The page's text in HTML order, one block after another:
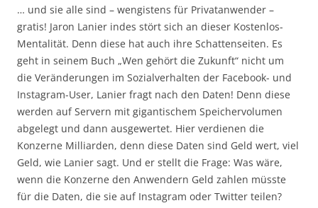
… und sie alle sind – wengistens für Privatanwender –
gratis! Jaron Lanier indes stört sich an dieser Kostenlos-
Mentalität. Denn diese hat auch ihre Schattenseiten. Es
geht in seinem Buch „Wen gehört die Zukunft“ nicht um
die Veränderungen im Sozialverhalten der Facebook- und
Instagram-User, Lanier fragt nach den Daten! Denn diese
werden auf Servern mit gigantischem Speichervolumen
abgelegt und dann ausgewertet. Hier verdienen die
Konzerne Milliarden, denn diese Daten sind Geld wert, viel
Geld, wie Lanier sagt. Und er stellt die Frage: Was wäre,
wenn die Konzerne den Anwendern Geld zahlen müsste
für die Daten, die sie auf Instagram oder Twitter teilen?